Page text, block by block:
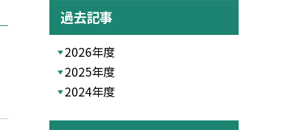
過去記事
2026年度
2025年度
2024年度